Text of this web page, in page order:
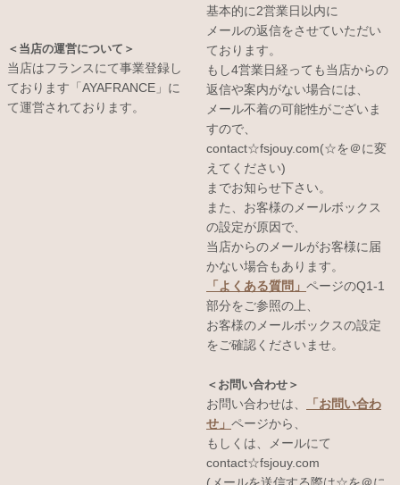
＜当店の運営について＞
当店はフランスにて事業登録し
ております「AYAFRANCE」に
て運営されております。
基本的に2営業日以内に
メールの返信をさせていただい
ております。
もし4営業日経っても当店からの
返信や案内がない場合には、
メール不着の可能性がございま
すので、
contact☆fsjouy.com(☆を＠に変
えてください)
までお知らせ下さい。
また、お客様のメールボックス
の設定が原因で、
当店からのメールがお客様に届
かない場合もあります。
「よくある質問」 ページのQ1-1
部分をご参照の上、
お客様のメールボックスの設定
をご確認くださいませ。
＜お問い合わせ＞
お問い合わせは、
「お問い合わ
せ」 ページから、
もしくは、メールにて
contact☆fsjouy.com